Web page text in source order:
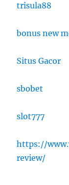
trisula88
bonus new
Situs Gacor
sbobet
slot777
https://
review/